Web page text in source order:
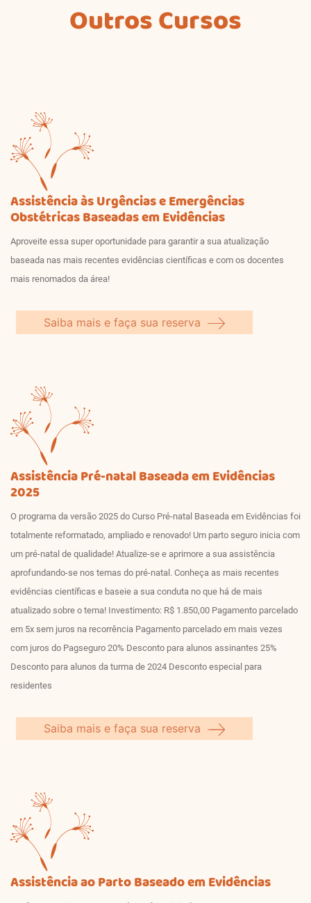
Outros Cursos
Assistência às Urgências e Emergências
Obstétricas Baseadas em Evidências
Aproveite essa super oportunidade para garantir a sua atualização
baseada nas mais recentes evidências científicas e com os docentes
mais renomados da área!
Saiba mais e faça sua reserva
Assistência Pré-natal Baseada em Evidências
2025
O programa da versão 2025 do Curso Pré-natal Baseada em Evidências foi
totalmente reformatado, ampliado e renovado! Um parto seguro inicia com
um pré-natal de qualidade! Atualize-se e aprimore a sua assistência
aprofundando-se nos temas do pré-natal. Conheça as mais recentes
evidências científicas e baseie a sua conduta no que há de mais
atualizado sobre o tema! Investimento: R$ 1.850,00 Pagamento parcelado
em 5x sem juros na recorrência Pagamento parcelado em mais vezes
com juros do Pagseguro 20% Desconto para alunos assinantes 25%
Desconto para alunos da turma de 2024 Desconto especial para
residentes
Saiba mais e faça sua reserva
Assistência ao Parto Baseado em Evidências